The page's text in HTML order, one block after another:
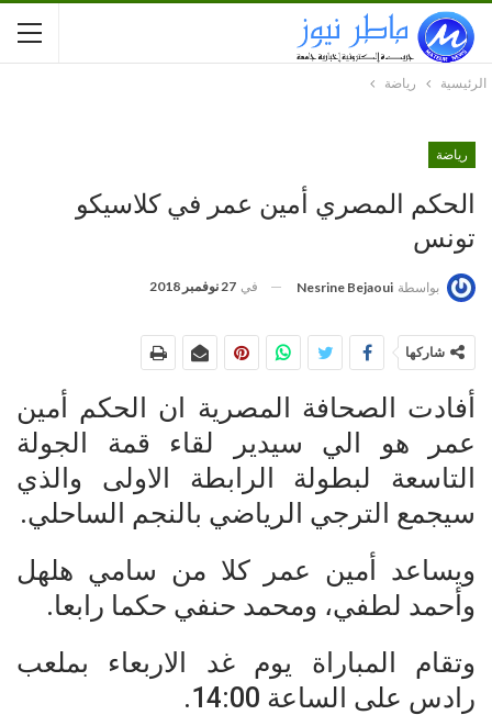
الرئيسية رياضة
رياضة
الحكم المصري أمين عمر في كلاسيكو
تونس
بواسطة Nesrine Bejaoui في 27 نوفمبر 2018
شاركها
أفادت الصحافة المصرية ان الحكم أمين
عمر هو الي سيدير لقاء قمة الجولة
التاسعة لبطولة الرابطة الاولى والذي
سيجمع الترجي الرياضي بالنجم الساحلي.
ويساعد أمين عمر كلا من سامي هلهل
وأحمد لطفي، ومحمد حنفي حكما رابعا.
وتقام المباراة يوم غد الاربعاء بملعب
رادس على الساعة 14:00.